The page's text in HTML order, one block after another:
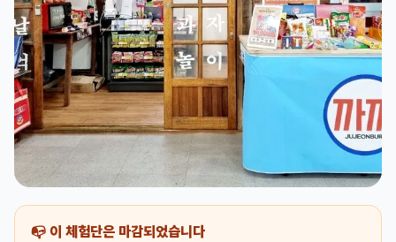
📭 이 체험단은 마감되었습니다